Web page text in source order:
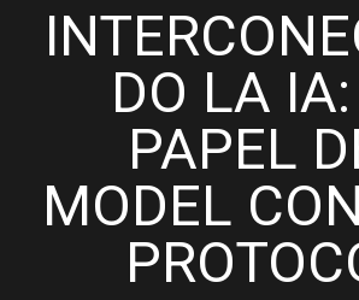
DO LA
PAPEL
MODEL